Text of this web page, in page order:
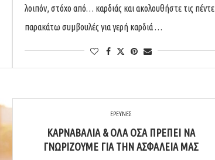
λοιπόν, στόχο από… καρδιάς και ακολουθήστε τις πέντε
παρακάτω συμβουλές για γερή καρδιά …
ΕΡΕΥΝΕΣ
ΚΑΡΝΑΒΆΛΙΑ & ΌΛΑ ΌΣΑ ΠΡΈΠΕΙ ΝΑ
ΓΝΩΡΊΖΟΥΜΕ ΓΙΑ ΤΗΝ ΑΣΦΆΛΕΙΑ ΜΑΣ